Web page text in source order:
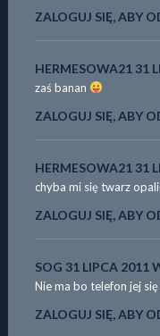
ZALOGUJ SIĘ, ABY
HERMESOWA21 31
zaś banan
ZALOGUJ SIĘ, ABY
HERMESOWA21 31
chyba mi się twarz
ZALOGUJ SIĘ, ABY
SOG 31 LIPCA 2011
Nie ma bo telefon jej się
ZALOGUJ SIĘ, ABY